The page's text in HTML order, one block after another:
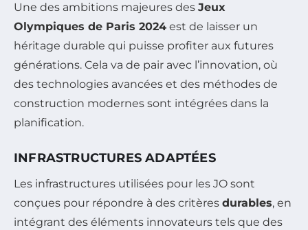
Une des ambitions majeures des Jeux
Olympiques de Paris 2024 est de laisser un
héritage durable qui puisse profiter aux futures
générations. Cela va de pair avec l’innovation, où
des technologies avancées et des méthodes de
construction modernes sont intégrées dans la
planification.
INFRASTRUCTURES ADAPTÉES
Les infrastructures utilisées pour les JO sont
conçues pour répondre à des critères durables, en
intégrant des éléments innovateurs tels que des